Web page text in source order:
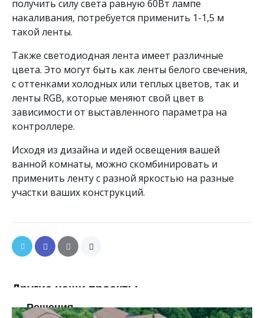
получить силу света равную 60Вт лампе
накаливания, потребуется применить 1-1,5 м
такой ленты.
Также светодиодная лента имеет различные
цвета. Это могут быть как ленты белого свечения,
с оттенками холодных или теплых цветов, так и
ленты RGB, которые меняют свой цвет в
зависимости от выставленного параметра на
контроллере.
Исходя из дизайна и идей освещения вашей
ванной комнаты, можно скомбинировать и
применить ленту с разной яркостью на разные
участки ваших конструкций.
Решения
Другие наши проекты